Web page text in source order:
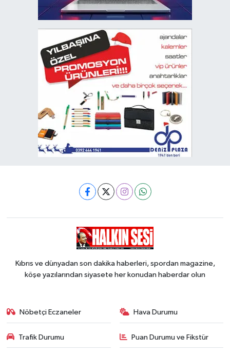
Kıbrıs ve dünyadan son dakika haberleri, spordan magazine,
köşe yazılarından siyasete her konudan haberdar olun
Nöbetçi Eczaneler Hava Durumu
Trafik Durumu Puan Durumu ve Fikstür